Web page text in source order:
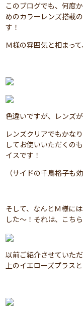
このブログでも、何度
めのカラーレンズ搭載
す！
Ｍ様の雰囲気と相まっ
色違いですが、レンズ
レンズクリアでもかな
してお使いいただくの
イスです！
（サイドの千鳥格子も
そして、なんとＭ様に
した～！それは、こちら
以前ご紹介させていた
上のイエローズプラス